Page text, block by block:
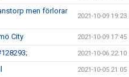
men förlorar
2021-10-09 19:23
City 2021-10-09 17:45
2021-10-06 22:10
2021-10-05 21:05